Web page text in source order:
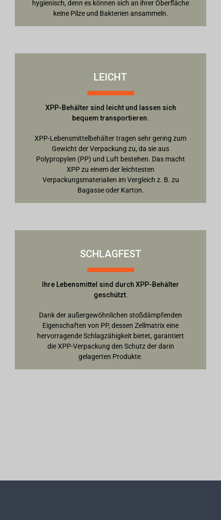
hygienisch, denn es können sich an ihrer Oberfläche
keine Pilze und Bakterien ansammeln.
LEICHT
XPP-Behälter sind leicht und lassen sich
bequem transportieren.
XPP-Lebensmittelbehälter tragen sehr gering zum
Gewicht der Verpackung zu, da sie aus
Polypropylen (PP) und Luft bestehen. Das macht
XPP zu einem der leichtesten
Verpackungsmaterialien im Vergleich z. B. zu
Bagasse oder Karton.
SCHLAGFEST
Ihre Lebensmittel sind durch XPP-Behälter
geschützt.
Dank der außergewöhnlichen stoßdämpfenden
Eigenschaften von PP, dessen Zellmatrix eine
hervorragende Schlagzähigkeit bietet, garantiert
die XPP-Verpackung den Schutz der darin
gelagerten Produkte.